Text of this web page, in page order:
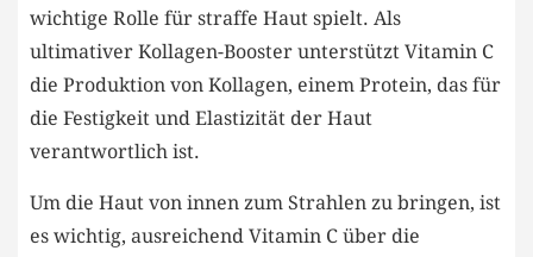
wichtige Rolle für straffe Haut spielt. Als
ultimativer Kollagen-Booster unterstützt Vitamin C
die Produktion von Kollagen, einem Protein, das für
die Festigkeit und Elastizität der Haut
verantwortlich ist.
Um die Haut von innen zum Strahlen zu bringen, ist
es wichtig, ausreichend Vitamin C über die